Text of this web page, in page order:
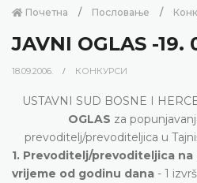
Почетна Пословање
JAVNI OGLAS -19.
18.09.2006. КОНКУРСИ
USTAVNI SUD BOSNE I
OGLAS za
prevoditelj/prevoditeljica u
1. Prevoditelj/prevoditeljica
vrijeme od godinu dana - 1